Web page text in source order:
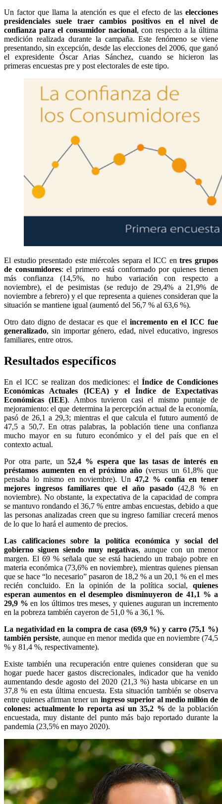
Un factor que llama la atención es que el efecto de las elecciones
presidenciales suele traer cambios positivos en el nivel de
confianza para el consumidor nacional, con respecto a la última
medición realizada durante la campaña. Este fenómeno se viene
presentando, sin excepción, desde las elecciones del 2006, que ganó
el expresidente Óscar Arias Sánchez, cuando se hicieron las
primeras encuestas pre y post electorales de este tipo.
El estudio presentado este miércoles separa el ICC entres grupos
de consumidores: el primero está conformado por quienes tienen
más confianza (14,5%, no hubo variación con respecto a
noviembre), el de pesimistas (se redujo de 29,4% a 21,9% de
noviembre a febrero) y el que representa a quienes consideran que la
situación se mantiene igual (aumentó del 56,7 % al 63,6 %).
Otro dato digno de destacar es que el incremento en el ICC fue
generalizado, sin importar género, edad, nivel educativo, ingresos
familiares, entre otros.
Resultados específicos
En el ICC se realizan dos mediciones: el Índice de Condiciones
Económicas Actuales (ICEA) y el Índice de Expectativas
Económicas (IEE). Ambos tuvieron casi el mismo puntaje de
mejoramiento: el que determina la percepción actual de la economía,
pasó de 26,1 a 29,3; mientras el que calcula el futuro aumentó de
47,5 a 50,7. En otras palabras, la población tiene una confianza
mucho mayor en su futuro económico y el del país que en el
contexto actual.
Por otra parte, un52,4 % espera que las tasas de interés en
préstamos aumenten en el próximo año (versus un 61,8% que
pensaba lo mismo en noviembre). Un 47,2 % confía en tener
mejores ingresos familiares que el año pasado(42,8 % en
noviembre). No obstante, la expectativa de la capacidad de compra
se mantuvo rondando el 36,7 % entre ambas encuestas, debido a que
las personas analizadas creen que su ingreso familiar crecerá menos
de lo que lo hará el aumento de precios.
Las calificaciones sobre la política económica y social del
gobierno siguen siendo muy negativas, aunque con un menor
margen. El 69 % señala que se está haciendo un trabajo pobre en
materia económica (73,6% en noviembre), mientras quienes piensan
que se hace “lo necesario” pasaron de 18,2 % a un 20,1 % en el mes
recién concluido. En la opinión de la política social, quienes
esperan aumentos en el desempleo disminuyeron de 41,1 % a
29,9 % en los últimos tres meses, y quienes auguran un incremento
en la pobreza también cayeron de 51,0 % a 36,1 %.
La negatividad en la compra de casa (69,9 %) y carro (75,1 %)
también persiste, aunque en menor medida que en noviembre (74,5
% y 81,4 %, respectivamente).
Existe también una recuperación entre quienes consideran que su
hogar puede hacer gastos discrecionales, indicador que ha venido
aumentando desde agosto del 2020 (21,3 %) hasta ubicarse en un
37,8 % en esta última encuesta. Esta situación también se observa
entre quienes afirman tener un ingreso superior al medio millón de
colones: actualmente lo reporta así un 35,2 % de la población
encuestada, muy distante del punto más bajo reportado durante la
pandemia (23,5% en mayo 2020).